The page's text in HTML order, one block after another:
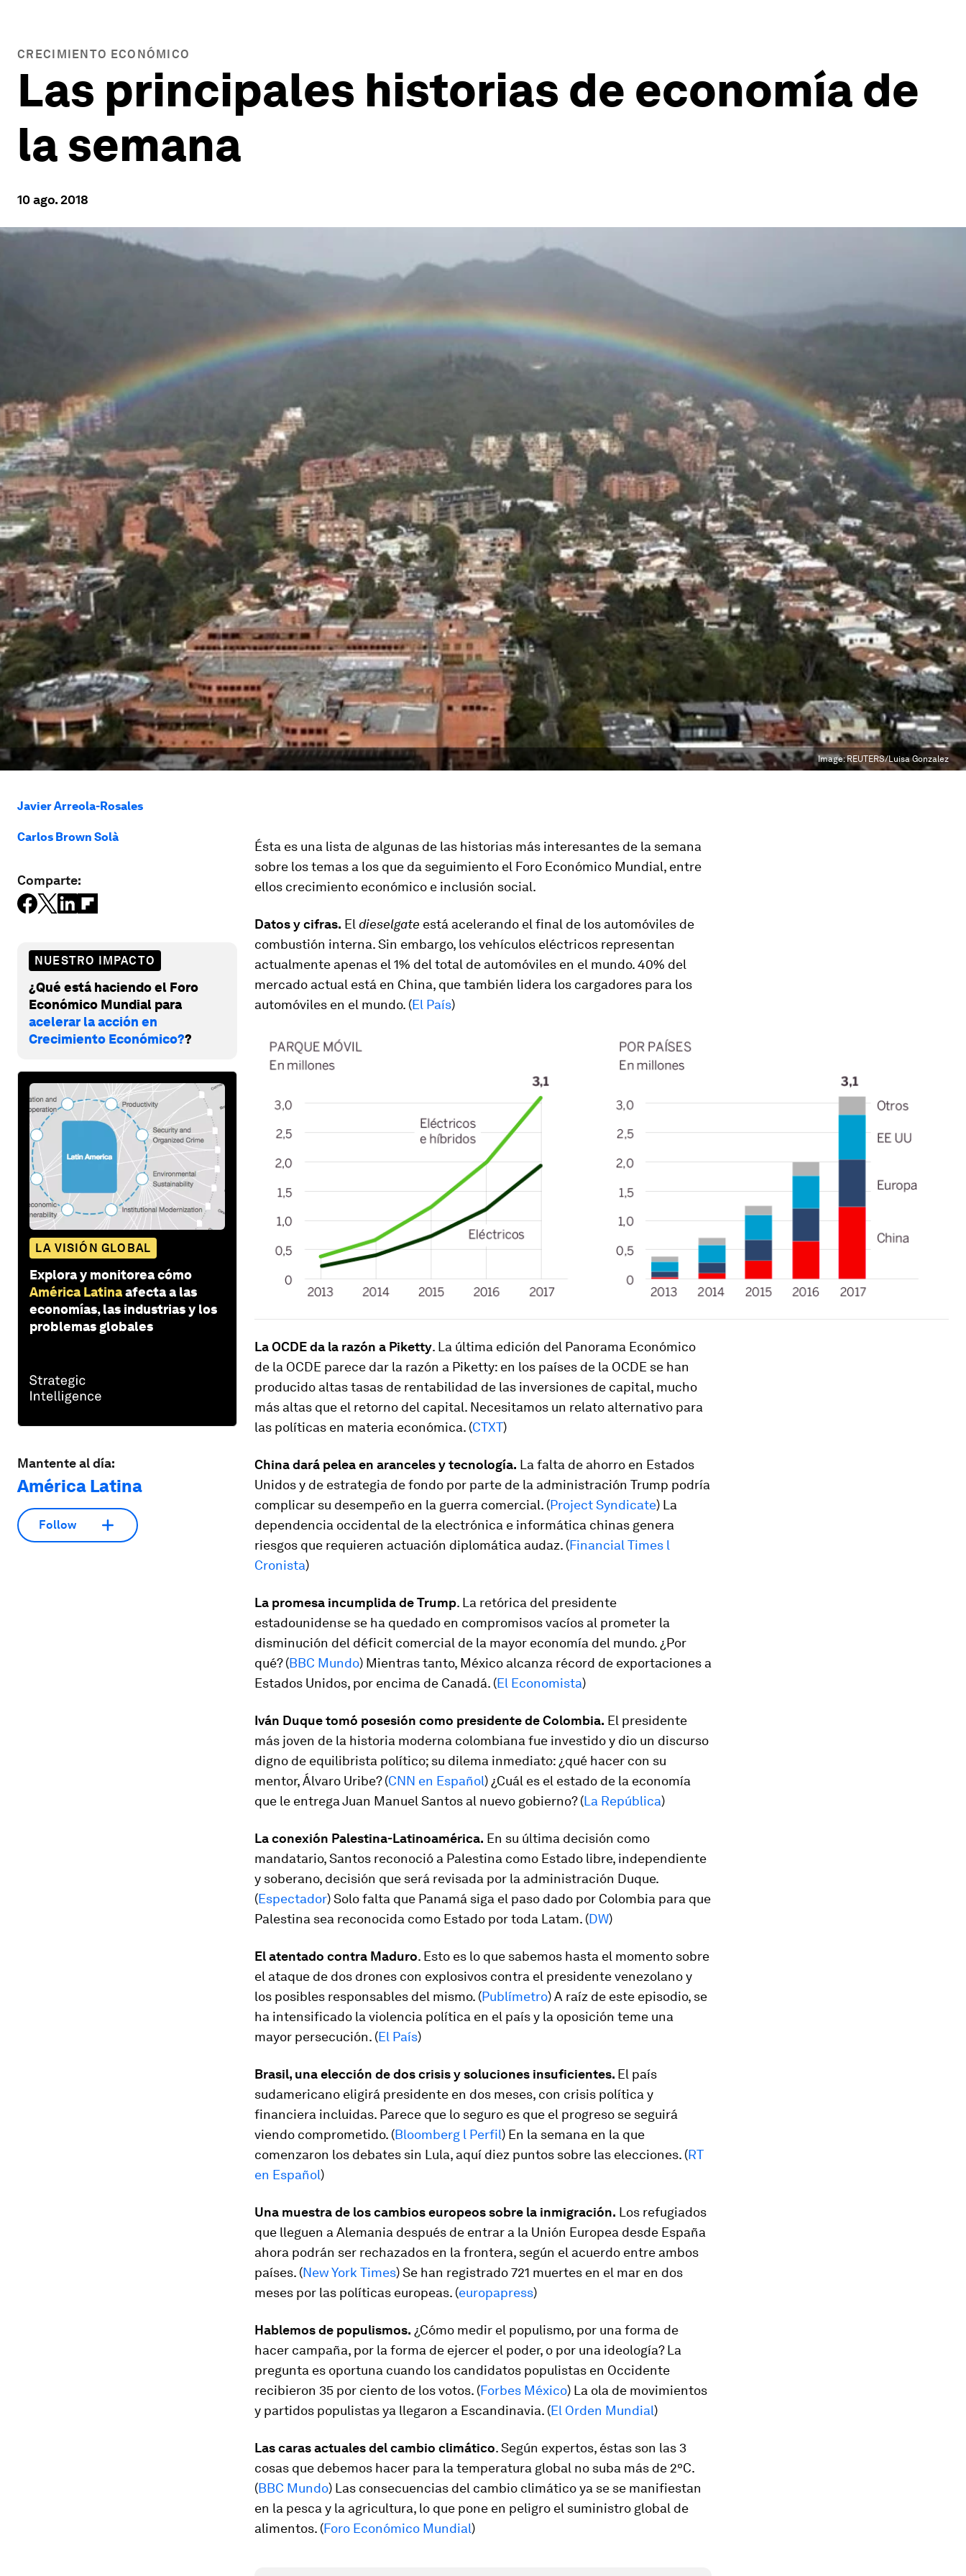
CRECIMIENTO ECONÓMICO
Las principales historias de economía de
la semana
10 ago. 2018
Image:REUTERS/Luisa Gonzalez
Javier Arreola-Rosales
Carlos Brown Solà
Comparte:
NUESTRO IMPACTO
¿Qué está haciendo el Foro
Económico Mundial para
acelerar la acción en
Crecimiento Económico??
LA VISIÓN GLOBAL
Explora y monitorea cómo
América Latinaafecta a las
economías, las industrias y los
problemas globales
Mantente al día:
América Latina
Follow
Ésta es una lista de algunas de las historias más interesantes de la semana
sobre los temas a los que da seguimiento el Foro Económico Mundial, entre
ellos crecimiento económico e inclusión social.
Datos y cifras. El dieselgate está acelerando el final de los automóviles de
combustión interna. Sin embargo, los vehículos eléctricos representan
actualmente apenas el 1% del total de automóviles en el mundo. 40% del
mercado actual está en China, que también lidera los cargadores para los
automóviles en el mundo. (El País)
La OCDE da la razón a Piketty. La última edición del Panorama Económico
de la OCDE parece dar la razón a Piketty: en los países de la OCDE se han
producido altas tasas de rentabilidad de las inversiones de capital, mucho
más altas que el retorno del capital. Necesitamos un relato alternativo para
las políticas en materia económica. (CTXT)
China dará pelea en aranceles y tecnología. La falta de ahorro en Estados
Unidos y de estrategia de fondo por parte de la administración Trump podría
complicar su desempeño en la guerra comercial. (Project Syndicate) La
dependencia occidental de la electrónica e informática chinas genera
riesgos que requieren actuación diplomática audaz. (Financial Times l
Cronista)
La promesa incumplida de Trump. La retórica del presidente
estadounidense se ha quedado en compromisos vacíos al prometer la
disminución del déficit comercial de la mayor economía del mundo. ¿Por
qué? (BBC Mundo) Mientras tanto, México alcanza récord de exportaciones a
Estados Unidos, por encima de Canadá. (El Economista)
Iván Duque tomó posesión como presidente de Colombia. El presidente
más joven de la historia moderna colombiana fue investido y dio un discurso
digno de equilibrista político; su dilema inmediato: ¿qué hacer con su
mentor, Álvaro Uribe? (CNN en Español) ¿Cuál es el estado de la economía
que le entrega Juan Manuel Santos al nuevo gobierno? (La República)
La conexión Palestina-Latinoamérica. En su última decisión como
mandatario, Santos reconoció a Palestina como Estado libre, independiente
y soberano, decisión que será revisada por la administración Duque.
(Espectador) Solo falta que Panamá siga el paso dado por Colombia para que
Palestina sea reconocida como Estado por toda Latam. (DW)
El atentado contra Maduro. Esto es lo que sabemos hasta el momento sobre
el ataque de dos drones con explosivos contra el presidente venezolano y
los posibles responsables del mismo. (Publímetro) A raíz de este episodio, se
ha intensificado la violencia política en el país y la oposición teme una
mayor persecución. (El País)
Brasil, una elección de dos crisis y soluciones insuficientes. El país
sudamericano eligirá presidente en dos meses, con crisis política y
financiera incluidas. Parece que lo seguro es que el progreso se seguirá
viendo comprometido. (Bloomberg l Perfil) En la semana en la que
comenzaron los debates sin Lula, aquí diez puntos sobre las elecciones. (RT
en Español)
Una muestra de los cambios europeos sobre la inmigración. Los refugiados
que lleguen a Alemania después de entrar a la Unión Europea desde España
ahora podrán ser rechazados en la frontera, según el acuerdo entre ambos
países. (New York Times) Se han registrado 721 muertes en el mar en dos
meses por las políticas europeas. (europapress)
Hablemos de populismos. ¿Cómo medir el populismo, por una forma de
hacer campaña, por la forma de ejercer el poder, o por una ideología? La
pregunta es oportuna cuando los candidatos populistas en Occidente
recibieron 35 por ciento de los votos. (Forbes México) La ola de movimientos
y partidos populistas ya llegaron a Escandinavia. (El Orden Mundial)
Las caras actuales del cambio climático. Según expertos, éstas son las 3
cosas que debemos hacer para la temperatura global no suba más de 2ºC.
(BBC Mundo) Las consecuencias del cambio climático ya se se manifiestan
en la pesca y la agricultura, lo que pone en peligro el suministro global de
alimentos. (Foro Económico Mundial)